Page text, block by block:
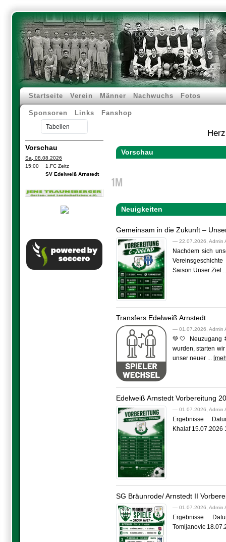
Startseite Verein Männer Nachwuchs Fotos
Sponsoren Links Fanshop
Vorschau
Sa, 08.08.2026
15:00
1.FC Zeitz
SV Edelweiß Arnstedt
Vorschau
1M
Neuigkeiten
Gemeinsam in die Zukunft –
— 22.07.2026, Admin
Nachdem sich
Saison.Unser Ziel
Transfers Edelweiß Arnstedt
— 01.07.2026, Admin
💚🤍 Neuzugang
wurden, starten
unser neuer ... [
Edelweiß Arnstedt Vorbereitung
— 01.07.2026, Admin
Ergebnisse
Khalaf 15.07.2026
SG Bräunrode/ Arnstedt II
— 01.07.2026, Admin
Ergebnisse
Tomljanovic